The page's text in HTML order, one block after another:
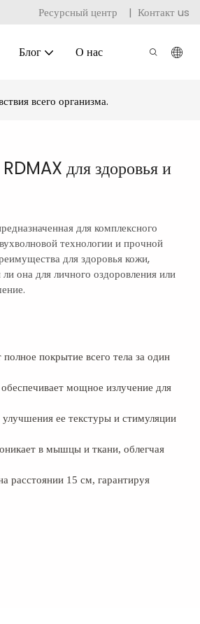
Ресурсный центр | Контакт us
Блог О нас
всего организма.
для здоровья и
для комплексного
технологии и прочной
для здоровья кожи,
она для личного оздоровления или
покрытие всего тела за один
мощное излучение для
ее текстуры и стимуляции
в мышцы и ткани, облегчая
расстоянии 15 см, гарантируя